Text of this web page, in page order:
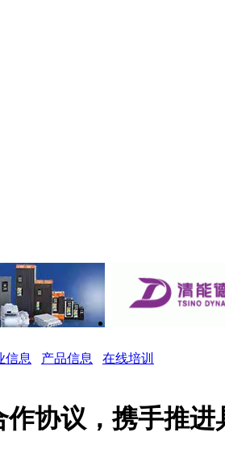
信息 产品信息
在线培训
协议，携手推进